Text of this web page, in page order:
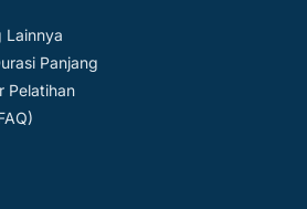
Lainnya
Panjang
Pelatihan